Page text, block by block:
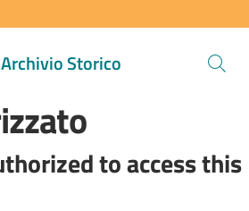
Storico
to access this